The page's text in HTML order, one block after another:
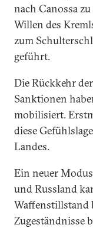
nach Canossa
Willen des
zum
geführt.
Die Rückkehr
Sanktionen
mobilisiert.
diese
Landes.
Ein neuer
und Russland
Waffenstillstand
Zugeständnisse